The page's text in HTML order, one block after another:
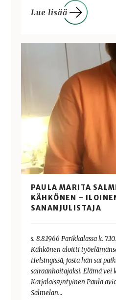
PAULA MARITA
KÄHKÖNEN –
SANANJULISTAJA
s. 8.8.1966 Parikkalassa k.
Kähkönen aloitti
Helsingissä, josta hän sai
sairaanhoitajaksi. Elämä vei
Karjalaissyntyinen Paula
Salmelan…